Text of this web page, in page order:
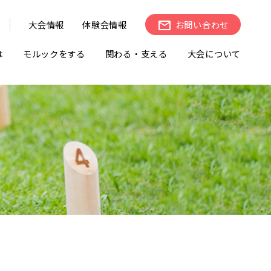
大会情報 体験会情報 お問い合わせ
モルックをする 関わる・支える 大会について